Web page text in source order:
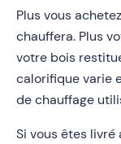
Plus vous
chauffera. Plus
votre bois
calorifique varie
de chauffage
Si vous êtes